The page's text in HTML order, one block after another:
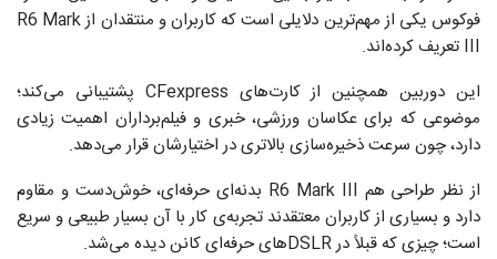
فوکوس یکی از مهم‌ترین دلایلی است که کاربران و منتقدان از R6 Mark
III تعریف کرده‌اند.
این دوربین همچنین از کارت‌های CFexpress پشتیبانی می‌کند؛
موضوعی که برای عکاسان ورزشی، خبری و فیلم‌برداران اهمیت زیادی
دارد، چون سرعت ذخیره‌سازی بالاتری در اختیارشان قرار می‌دهد.
از نظر طراحی هم R6 Mark III بدنه‌ای حرفه‌ای، خوش‌دست و مقاوم
دارد و بسیاری از کاربران معتقدند تجربه‌ی کار با آن بسیار طبیعی و سریع
است؛ چیزی که قبلاً در DSLRهای حرفه‌ای کانن دیده می‌شد.